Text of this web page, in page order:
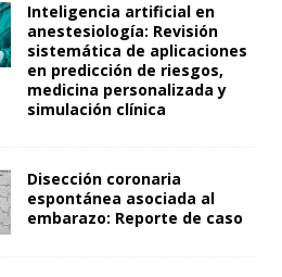
Inteligencia artificial en
anestesiología: Revisión
sistemática de aplicaciones
en predicción de riesgos,
medicina personalizada y
simulación clínica
Disección coronaria
espontánea asociada al
embarazo: Reporte de caso